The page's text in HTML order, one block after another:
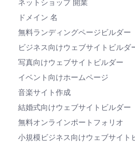
ネットショップ 開業
ドメイン 名
無料ランディングページビルダー
ビジネス向けウェブサイトビルダ
写真向けウェブサイトビルダー
イベント向けホームページ
音楽サイト作成
結婚式向けウェブサイトビルダー
無料オンラインポートフォリオ
小規模ビジネス向けウェブサイト